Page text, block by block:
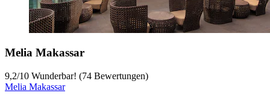
Melia Makassar
9,2/10 Wunderbar! (74 Bewertungen)
Melia Makassar